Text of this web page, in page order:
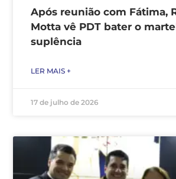
Após reunião com Fátima,
Motta vê PDT bater o
suplência
LER MAIS +
17 de julho de 2026